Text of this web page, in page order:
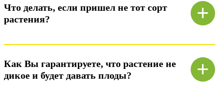
Что делать, если пришел не тот сорт
растения?
+
Как Вы гарантируете, что растение не
дикое и будет давать плоды?
+